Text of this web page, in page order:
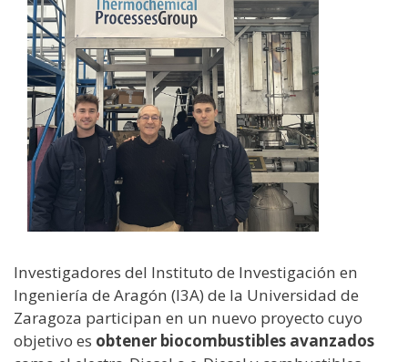
Investigadores del Instituto de Investigación en
Ingeniería de Aragón (I3A) de la Universidad de
Zaragoza participan en un nuevo proyecto cuyo
objetivo es obtener biocombustibles avanzados